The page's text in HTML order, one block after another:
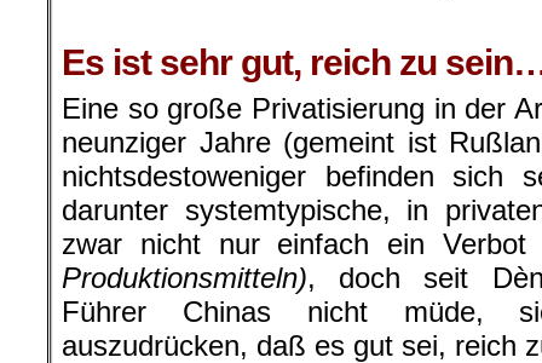
Es ist sehr gut, reich zu
Eine so große Privatisierung in der
neunziger Jahre (gemeint ist
nichtsdestoweniger befinden sich
darunter systemtypische, in
zwar nicht nur einfach ein
Produktionsmitteln), doch seit
Führer Chinas nicht müde,
auszudrücken, daß es gut sei, reich